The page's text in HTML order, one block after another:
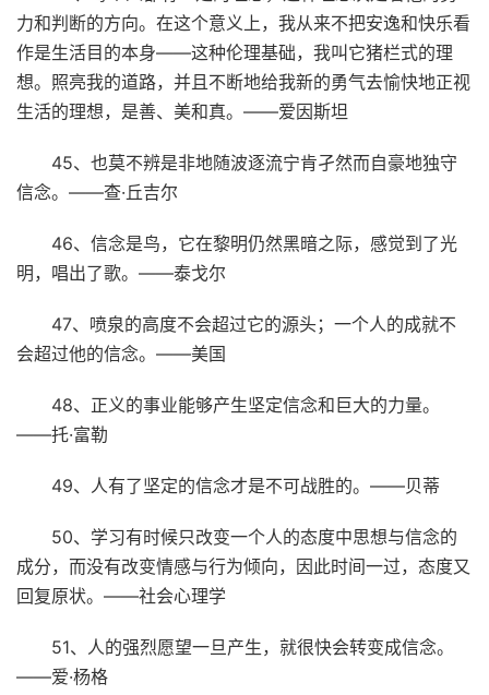
力和判断的方向。在这个意义上，我从来不把安逸和快乐看
作是生活目的本身——这种伦理基础，我叫它猪栏式的理
想。照亮我的道路，并且不断地给我新的勇气去愉快地正视
生活的理想，是善、美和真。——爱因斯坦
45、也莫不辨是非地随波逐流宁肯孑然而自豪地独守
信念。——查·丘吉尔
46、信念是鸟，它在黎明仍然黑暗之际，感觉到了光
明，唱出了歌。——泰戈尔
47、喷泉的高度不会超过它的源头；一个人的成就不
会超过他的信念。——美国
48、正义的事业能够产生坚定信念和巨大的力量。
——托·富勒
49、人有了坚定的信念才是不可战胜的。——贝蒂
50、学习有时候只改变一个人的态度中思想与信念的
成分，而没有改变情感与行为倾向，因此时间一过，态度又
回复原状。——社会心理学
51、人的强烈愿望一旦产生，就很快会转变成信念。
——爱·杨格